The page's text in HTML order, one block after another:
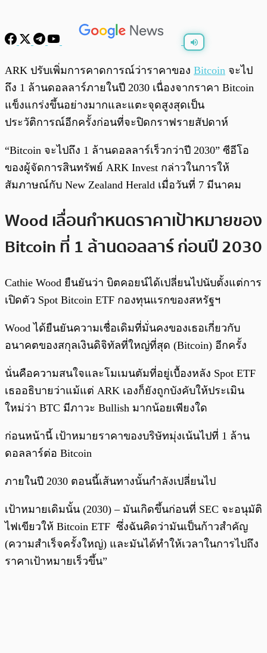
พร้อมเล่น
ARK ปรับเพิ่มการคาดการณ์ว่าราคาของ Bitcoin จะไป
ถึง 1 ล้านดอลลาร์ภายในปี 2030 เนื่องจากราคา Bitcoin
แข็งแกร่งขึ้นอย่างมากและแตะจุดสูงสุดเป็น
ประวัติการณ์อีกครั้งก่อนที่จะปิดกราฟรายสัปดาห์
“Bitcoin จะไปถึง 1 ล้านดอลลาร์เร็วกว่าปี 2030” ซีอีโอ
ของผู้จัดการสินทรัพย์ ARK Invest กล่าวในการให้
สัมภาษณ์กับ New Zealand Herald เมื่อวันที่ 7 มีนาคม
Wood เลื่อนกำหนดราคาเป้าหมายของ
Bitcoin ที่ 1 ล้านดอลลาร์ ก่อนปี 2030
Cathie Wood ยืนยันว่า บิตคอยน์ได้เปลี่ยนไปนับตั้งแต่การ
เปิดตัว Spot Bitcoin ETF กองทุนแรกของสหรัฐฯ
Wood ได้ยืนยันความเชื่อเดิมที่มั่นคงของเธอเกี่ยวกับ
อนาคตของสกุลเงินดิจิทัลที่ใหญ่ที่สุด (Bitcoin) อีกครั้ง
นั่นคือความสนใจและโมเมนตัมที่อยู่เบื้องหลัง Spot ETF
เธออธิบายว่าแม้แต่ ARK เองก็ยังถูกบังคับให้ประเมิน
ใหม่ว่า BTC มีภาวะ Bullish มากน้อยเพียงใด
ก่อนหน้านี้ เป้าหมายราคาของบริษัทมุ่งเน้นไปที่ 1 ล้าน
ดอลลาร์ต่อ Bitcoin
ภายในปี 2030 ตอนนี้เส้นทางนั้นกำลังเปลี่ยนไป
เป้าหมายเดิมนั้น (2030) – มันเกิดขึ้นก่อนที่ SEC จะอนุมัติ
ไฟเขียวให้ Bitcoin ETF ซึ่งฉันคิดว่ามันเป็นก้าวสำคัญ
(ความสำเร็จครั้งใหญ่) และมันได้ทำให้เวลาในการไปถึง
ราคาเป้าหมายเร็วขึ้น”